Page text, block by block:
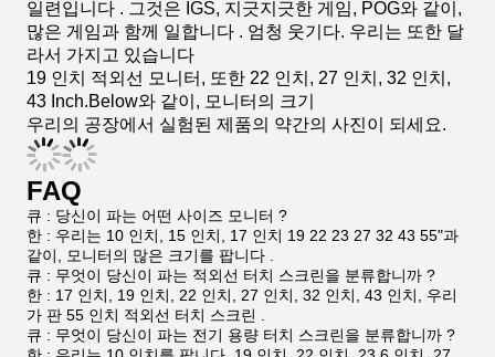
에 키를 잠그세요 그러면 그것은 또한 일합니다 . 기계는
함께 일합니다
지폐 수납기를 가진 지폐 수납기. 또한 티켓을 출력할 수
있는 ICT 프린터는 나타납니다
프린터 또한 고객 욕구 면. 당신이 이것 중 더 많은 것을 알
고 싶으면. 당신은 우리를 보낼 수 있습니다
조사 .
Packing&Shipping
당신이 아래 사진에서 볼 수 있는 것처럼, 우리는 자사 제
품의 포장에 매우 주의했습니다.
우리의통은 보편적인 것 보다 더 단단하고 도중에 손상될
덜 가능성이 있습니다.
공장